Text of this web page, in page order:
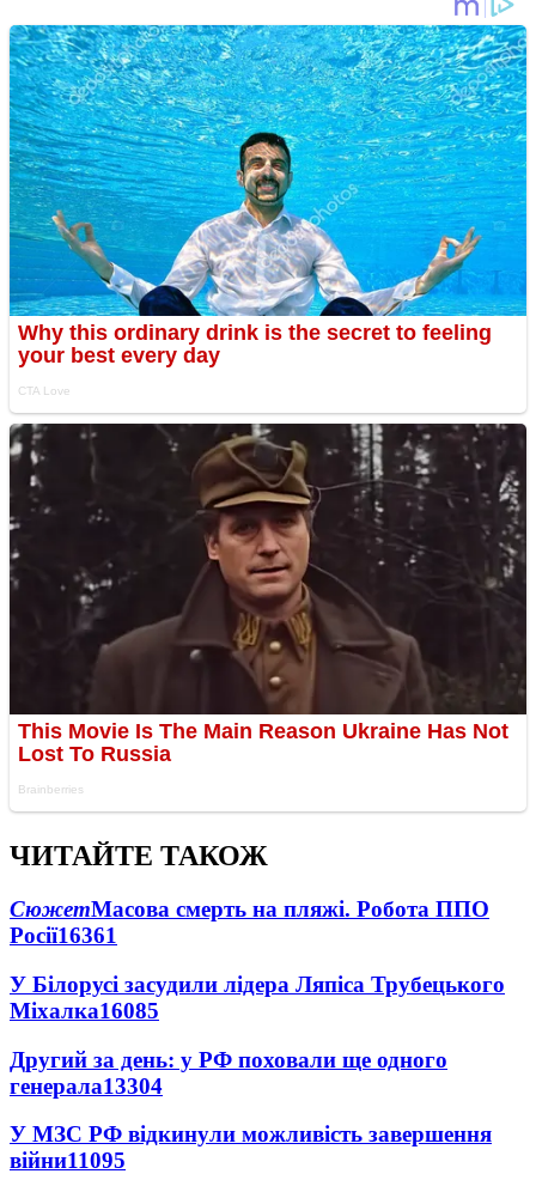
ЧИТАЙТЕ ТАКОЖ
СюжетМасова смерть на пляжі. Робота ППО
Росії16361
У Білорусі засудили лідера Ляпіса Трубецького
Міхалка16085
Другий за день: у РФ поховали ще одного
генерала13304
У МЗС РФ відкинули можливість завершення
війни11095